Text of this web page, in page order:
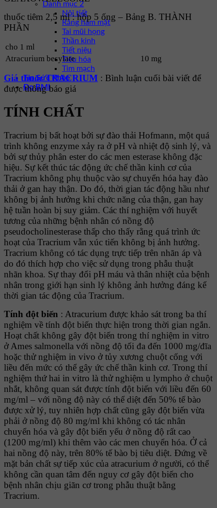
Danh mục 2
Nội tiết
Răng hàm mặt
Tai mũi họng
Thần kinh
Tiết niệu
Tiêu hóa
Tim mạch
Tin Sức Khỏe
Đo BMI
thuốc tiêm 2,5 ml : hộp 5 ống – Bảng B. THÀNH
PHẦN
cho 1 ml
Atracurium besylate
10 mg
Giá thuốc TRACRIUM : Bình luận cuối bài viết để
được thông báo giá
TÍNH CHẤT
Tracrium bị bất hoạt bởi sự đào thải Hofmann, một quá
trình không enzyme xảy ra ở pH và nhiệt độ sinh lý, và
bởi sự thủy phân ester do các men esterase không đặc
hiệu. Sự kết thúc tác động ức chế thần kinh cơ của
Tracrium không phụ thuộc vào sự chuyển hóa hay đào
thải ở gan hay thận. Do đó, thời gian tác động hầu như
không bị ảnh hưởng khi chức năng của thận, gan hay
hệ tuần hoàn bị suy giảm. Các thí nghiệm với huyết
tương của những bệnh nhân có nồng độ
pseudocholinesterase thấp cho thấy rằng quá trình ức
hoạt của Tracrium vẫn xúc tiến không bị ảnh hưởng.
Tracrium không có tác dụng trực tiếp trên nhãn áp và
do đó thích hợp cho việc sử dụng trong phẫu thuật
nhãn khoa. Sự thay đổi pH máu và thân nhiệt của bệnh
nhân trong giới hạn sinh lý không ảnh hưởng đáng kể
thời gian tác động của Tracrium.
Tính đột biến : Atracurium được khảo sát trong ba thí
nghiệm về tính đột biến thực hiện trong thời gian ngắn.
Hoạt chất không gây đột biến trong thí nghiệm in vitro
ở Ames salmonella với nồng độ tối đa đến 1000 mg/đĩa
hoặc thử nghiệm in vivo ở tủy xương chuột cống với
liều đến mức có thể gây ức chế thần kinh cơ. Trong thí
nghiệm thứ hai in vitro là thử nghiệm u lympho ở chuột
nhắt, không quan sát được tính đột biến với liều đến 60
mg/ml – với nồng độ này có thể diệt đến 50% tế bào
được xử lý, tuy nhiên hợp chất cũng gây đột biến vừa
phải ở nồng độ 80 mg/ml khi không có tác nhân
chuyển hóa và gây đột biến yếu ở nồng độ rất cao
(1200 mg/ml) khi thêm vào các men chuyển hóa. Ở cả
hai nồng độ này, trên 80% tế bào bị tiêu diệt. Đứng về
mặt bản chất sự tiếp xúc của atracurium ở người, có thể
không cần quan tâm đến nguy cơ gây đột biến cho
bệnh nhân chịu giãn cơ trong phẫu thuật bằng
Tracrium.